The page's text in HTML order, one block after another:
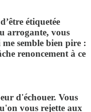
étiquetée
arrogante, vous
semble bien pire :
renoncement à ce
d'échouer. Vous
vous rejette aux